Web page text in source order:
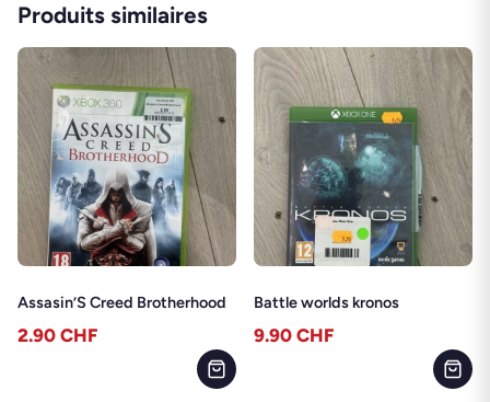
Produits similaires
Assasin’S Creed Brotherhood
2.90 CHF
Battle worlds kronos
9.90 CHF